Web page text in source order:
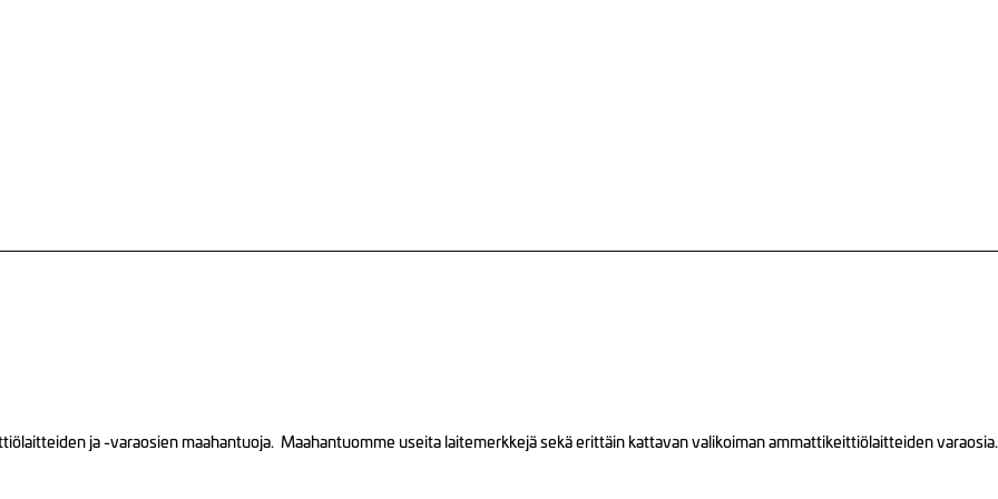
ja -varaosien maahantuoja. Maahantuomme useita laitemerkkejä sekä erittäin kattavan valikoiman ammattikeittiölaitteiden varaosia.